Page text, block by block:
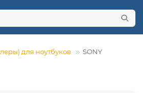
для ноутбуков SONY